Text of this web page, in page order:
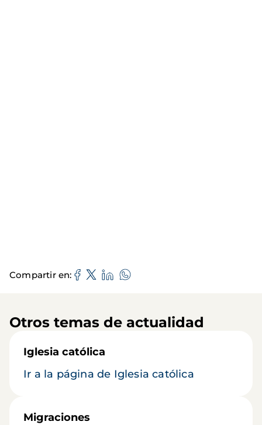
Compartir en
Otros temas de actualidad
Iglesia católica
Ir a la página de Iglesia católica
Migraciones